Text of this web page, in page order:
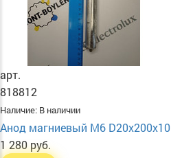
арт.
818812
Наличие: В наличии
Анод магниевый М6 D20х200х10
1 280 руб.